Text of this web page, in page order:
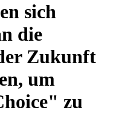
sich
die
Zukunft
um
zu